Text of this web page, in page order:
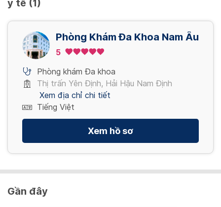
Xem thêm
Điện Não đồ
Xem thêm
30,000 VND/ lượt
Xung kích trị liệu
30,000 VND/ lượt
Xem thêm
y tế (1)
Phòng Khám Đa Khoa Nam Âu
5
Phòng khám Đa khoa
Thị trấn Yên Định, Hải Hậu Nam Định
Xem địa chỉ chi tiết
Tiếng Việt
Xem hồ sơ
Gần đây